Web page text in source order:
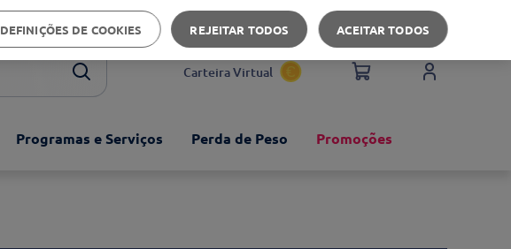
Apoio ao cliente
Carteira Virtual
Programas e Serviços Perda de Peso Promoções
DEFINIÇÕES DE COOKIES REJEITAR TODOS ACEITAR TODOS